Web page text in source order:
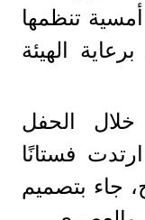
أمسية تنظمها
الهيئة
الحفل
فستانًا
جاء بتصميم